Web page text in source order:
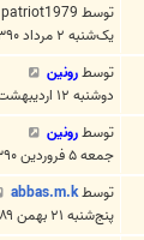
توسط patriot1979
یک‌شنبه ۲ مرداد ۱۳۹۰, ۹:۱۷ ب.ظ
توسطرونین
دوشنبه ۱۲ اردیبهشت ۱۳۹۰, ۷:۱۳ ب.ظ
توسطرونین
جمعه ۵ فروردین ۱۳۹۰, ۱۲:۳۷ ب.ظ
توسطabbas.m.k
پنج‌شنبه ۲۱ بهمن ۱۳۸۹, ۱۲:۰۲ ق.ظ